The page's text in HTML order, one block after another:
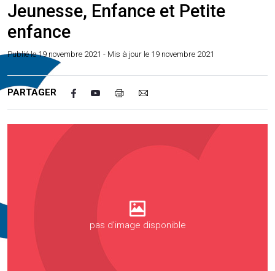
Jeunesse, Enfance et Petite
enfance
Publié le19 novembre 2021 - Mis à jour le 19 novembre 2021
PARTAGER
pas d'image disponible